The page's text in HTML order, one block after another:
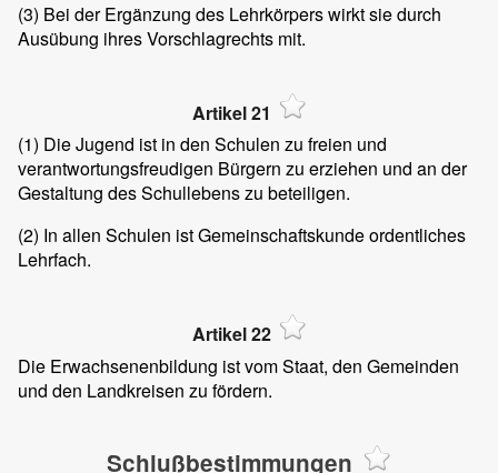
(3) Bei der Ergänzung des Lehrkörpers wirkt sie durch
Ausübung ihres Vorschlagrechts mit.
Artikel 21
(1) Die Jugend ist in den Schulen zu freien und
verantwortungsfreudigen Bürgern zu erziehen und an der
Gestaltung des Schullebens zu beteiligen.
(2) In allen Schulen ist Gemeinschaftskunde ordentliches
Lehrfach.
Artikel 22
Die Erwachsenenbildung ist vom Staat, den Gemeinden
und den Landkreisen zu fördern.
Schlußbestimmungen